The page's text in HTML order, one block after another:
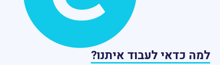
למה כדאי לעבוד איתנו?